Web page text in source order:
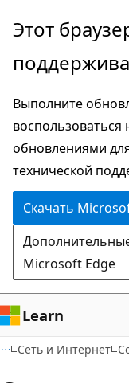
Пропустить
перейти
основному
содержимому
Этот
Выполните
обновлениями
технической
Скачать
Microsoft Edge
Learn
Сеть и Интернет